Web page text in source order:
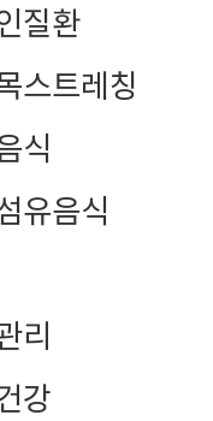
질환
스트레칭
식
유음식
리
강